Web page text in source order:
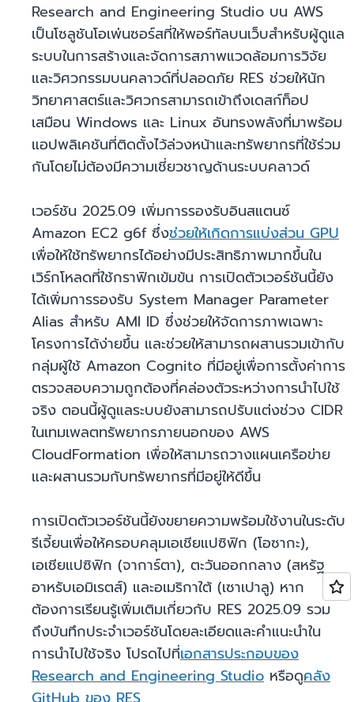
Research and Engineering Studio บน AWS
เป็นโซลูชันโอเพ่นซอร์สที่ให้พอร์ทัลบนเว็บสำหรับผู้ดูแล
ระบบในการสร้างและจัดการสภาพแวดล้อมการวิจัย
และวิศวกรรมบนคลาวด์ที่ปลอดภัย RES ช่วยให้นัก
วิทยาศาสตร์และวิศวกรสามารถเข้าถึงเดสก์ท็อป
เสมือน Windows และ Linux อันทรงพลังที่มาพร้อม
แอปพลิเคชันที่ติดตั้งไว้ล่วงหน้าและทรัพยากรที่ใช้ร่วม
กันโดยไม่ต้องมีความเชี่ยวชาญด้านระบบคลาวด์
เวอร์ชัน 2025.09 เพิ่มการรองรับอินสแตนซ์
Amazon EC2 g6f ซึ่งช่วยให้เกิดการแบ่งส่วน GPU
เพื่อให้ใช้ทรัพยากรได้อย่างมีประสิทธิภาพมากขึ้นใน
เวิร์กโหลดที่ใช้กราฟิกเข้มข้น การเปิดตัวเวอร์ชันนี้ยัง
ได้เพิ่มการรองรับ System Manager Parameter
Alias สำหรับ AMI ID ซึ่งช่วยให้จัดการภาพเฉพาะ
โครงการได้ง่ายขึ้น และช่วยให้สามารถผสานรวมเข้ากับ
กลุ่มผู้ใช้ Amazon Cognito ที่มีอยู่เพื่อการตั้งค่าการ
ตรวจสอบความถูกต้องที่คล่องตัวระหว่างการนำไปใช้
จริง ตอนนี้ผู้ดูแลระบบยังสามารถปรับแต่งช่วง CIDR
ในเทมเพลตทรัพยากรภายนอกของ AWS
CloudFormation เพื่อให้สามารถวางแผนเครือข่าย
และผสานรวมกับทรัพยากรที่มีอยู่ให้ดีขึ้น
การเปิดตัวเวอร์ชันนี้ยังขยายความพร้อมใช้งานในระดับ
รีเจี้ยนเพื่อให้ครอบคลุมเอเชียแปซิฟิก (โอซากะ),
เอเชียแปซิฟิก (จาการ์ตา), ตะวันออกกลาง (สหรัฐ
อาหรับเอมิเรตส์) และอเมริกาใต้ (เซาเปาลู) หาก
ต้องการเรียนรู้เพิ่มเติมเกี่ยวกับ RES 2025.09 รวม
ถึงบันทึกประจำเวอร์ชันโดยละเอียดและคำแนะนำใน
การนำไปใช้จริง โปรดไปที่เอกสารประกอบของ
Research and Engineering Studio หรือดูคลัง